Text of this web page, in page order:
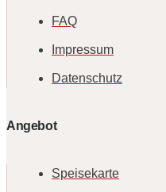
FAQ
Impressum
Datenschutz
Angebot
Speisekarte